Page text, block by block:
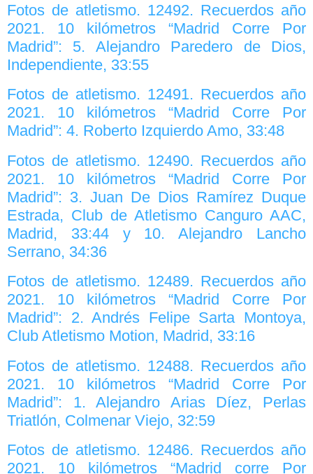
Fotos de atletismo. 12492. Recuerdos año
2021. 10 kilómetros “Madrid Corre Por
Madrid”: 5. Alejandro Paredero de Dios,
Independiente, 33:55
Fotos de atletismo. 12491. Recuerdos año
2021. 10 kilómetros “Madrid Corre Por
Madrid”: 4. Roberto Izquierdo Amo, 33:48
Fotos de atletismo. 12490. Recuerdos año
2021. 10 kilómetros “Madrid Corre Por
Madrid”: 3. Juan De Dios Ramírez Duque
Estrada, Club de Atletismo Canguro AAC,
Madrid, 33:44 y 10. Alejandro Lancho
Serrano, 34:36
Fotos de atletismo. 12489. Recuerdos año
2021. 10 kilómetros “Madrid Corre Por
Madrid”: 2. Andrés Felipe Sarta Montoya,
Club Atletismo Motion, Madrid, 33:16
Fotos de atletismo. 12488. Recuerdos año
2021. 10 kilómetros “Madrid Corre Por
Madrid”: 1. Alejandro Arias Díez, Perlas
Triatlón, Colmenar Viejo, 32:59
Fotos de atletismo. 12486. Recuerdos año
2021. 10 kilómetros “Madrid corre Por